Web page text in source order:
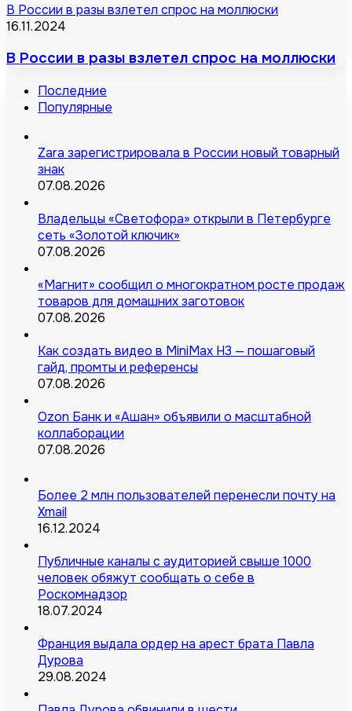
В России в разы взлетел спрос на моллюски
16.11.2024
В России в разы взлетел спрос на моллюски
Последние
Популярные
Zara зарегистрировала в России новый товарный
знак
07.08.2026
Владельцы «Светофора» открыли в Петербурге
сеть «Золотой ключик»
07.08.2026
«Магнит» сообщил о многократном росте продаж
товаров для домашних заготовок
07.08.2026
Как создать видео в MiniMax H3 — пошаговый
гайд, промты и референсы
07.08.2026
Ozon Банк и «Ашан» объявили о масштабной
коллаборации
07.08.2026
Более 2 млн пользователей перенесли почту на
Xmail
16.12.2024
Публичные каналы с аудиторией свыше 1000
человек обяжут сообщать о себе в
Роскомнадзор
18.07.2024
Франция выдала ордер на арест брата Павла
Дурова
29.08.2024